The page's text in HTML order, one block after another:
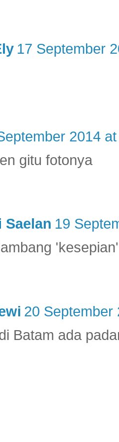
17 September
2014
gitu fotonya
Saelan 19
20 September
Batam ada